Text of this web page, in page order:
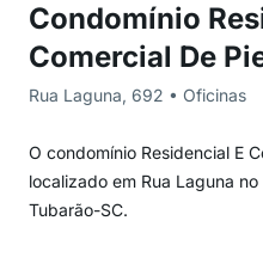
Condomínio
Comercial De
Rua Laguna, 692 • Oficinas
O condomínio Residencial E
localizado em Rua Laguna
Tubarão-SC.